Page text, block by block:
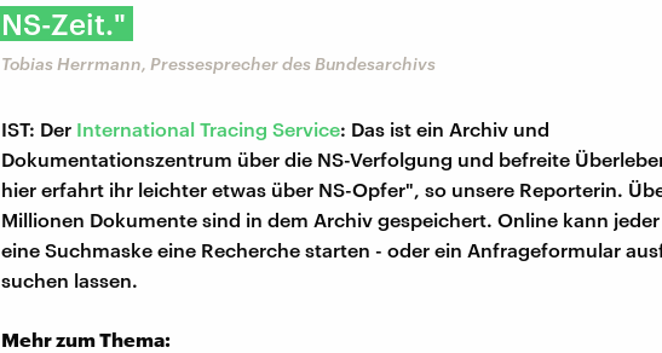
NS-Zeit."
Tobias Herrmann, Pressesprecher des Bundesarchivs
IST: Der International Tracing Service: Das ist ein Archiv und
Dokumentationszentrum über die NS-Verfolgung und befreite
hier erfahrt ihr leichter etwas über NS-Opfer", so unsere Reporterin.
Millionen Dokumente sind in dem Archiv gespeichert. Online kann
eine Suchmaske eine Recherche starten - oder ein Anfrageformular
suchen lassen.
Mehr zum Thema: